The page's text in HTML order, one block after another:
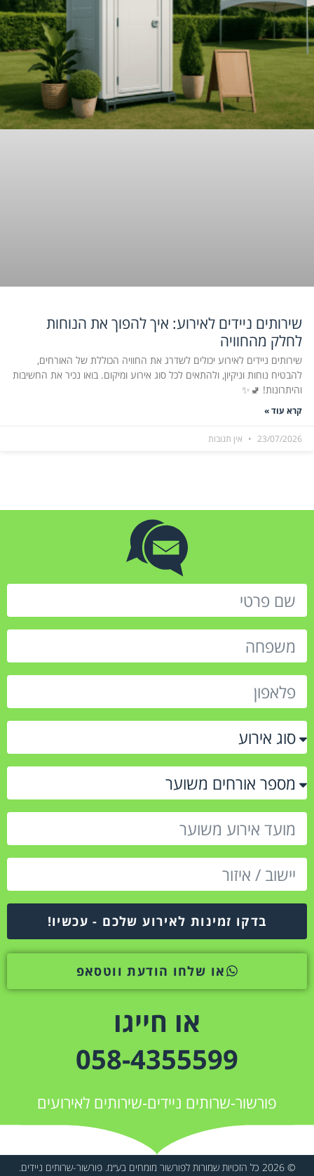
שירותים ניידים לאירוע: איך להפוך את הנוחות
לחלק מהחוויה
שירותים ניידים לאירוע יכולים לשדרג את החוויה הכוללת של האורחים,
להבטיח נוחות וניקיון, ולהתאים לכל סוג אירוע ומיקום. בואו נכיר את החשיבות
והיתרונות! 🚽✨
קרא עוד »
23/07/2026 אין תגובות
בדקו זמינות לאירוע שלכם - עכשיו!
או שלחו הודעת ווטסאפ
או חייגו
058-4355599
פורשור-שרותים ניידים-שירותים לאירועים
© 2026 כל הזכויות שמורות לפורשור מומחים בע״מ. פורשור-שרותים ניידים.